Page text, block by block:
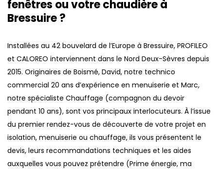
fenêtres ou votre chaudière à
Bressuire ?
Installées au 42 bouvelard de l’Europe à Bressuire, PROFILEO
et CALOREO interviennent dans le Nord Deux-Sèvres depuis
2015. Originaires de Boismé, David, notre technico
commercial 20 ans d’expérience en menuiserie et Marc,
notre spécialiste Chauffage (compagnon du devoir
pendant 10 ans), sont vos principaux interlocuteurs. À l’issue
du premier rendez-vous de découverte de votre projet en
isolation, menuiserie ou chauffage, ils vous présentent le
devis, leurs recommandations techniques et les aides
auxquelles vous pouvez prétendre (Prime énergie, ma